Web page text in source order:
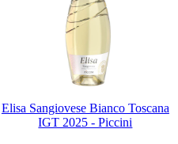
Elisa Sangiovese Bianco Toscana
IGT 2025 - Piccini